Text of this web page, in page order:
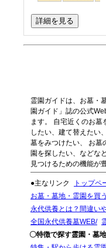
詳細を見る
霊園ガイドは、お墓・
園ガイド」誌の公式
ます。 自宅近くのお
したい、建て替えたい
墓をみつけたい、 お墓
園を探したい、などな
見つけるための機能が
●主なリンク
トップペ
お墓・墓地・霊園を買
永代供養とは？間違い
全国永代供養墓WEB
〇特徴で探す霊園・墓